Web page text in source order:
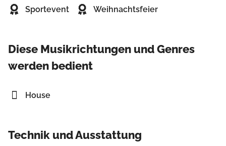
Sportevent
Weihnachtsfeier
Diese Musikrichtungen und Genres
werden bedient
House
Technik und Ausstattung